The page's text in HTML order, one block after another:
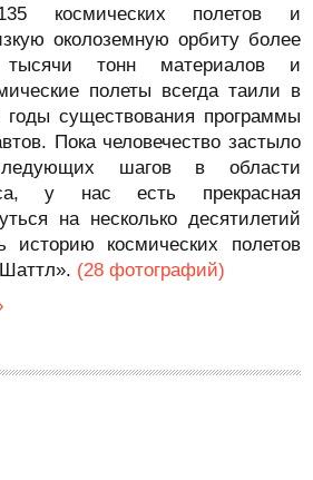
космических полетов и
околоземную орбиту более
тонн материалов и
полеты всегда таили в
годы существования программы
Пока человечество застыло
шагов в области
у нас есть прекрасная
на несколько десятилетий
историю космических полетов
(28 фотографий)